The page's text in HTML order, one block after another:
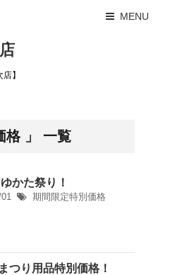
MENU
】
格 」 一覧
かた祭り！
期間限定特別価格
つり用品特別価格！